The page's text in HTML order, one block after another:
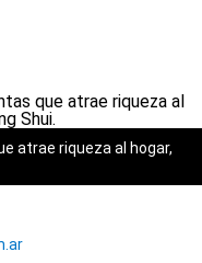
atrae riqueza al hogar,